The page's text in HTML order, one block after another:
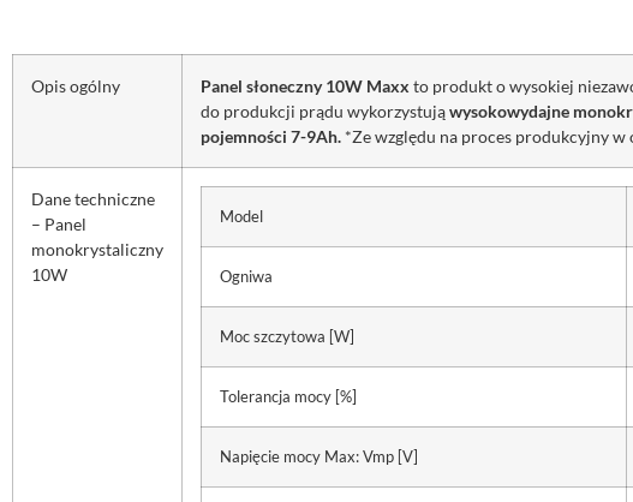
Opis ogólny Panel słoneczny 10W Maxx to produkt o wysokiej
do produkcji prądu wykorzystująwysokowydajne
pojemności 7-9Ah. *Ze względu na proces produkcyjny
Dane techniczne
– Panel
monokrystaliczny
10W
Model
Ogniwa
Moc szczytowa [W]
Tolerancja mocy [%]
Napięcie mocy Max: Vmp [V]